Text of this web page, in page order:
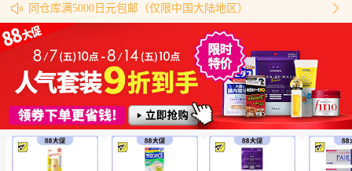

松本清购物须知
松本清粉丝群来啦！
跳转搜索结果
